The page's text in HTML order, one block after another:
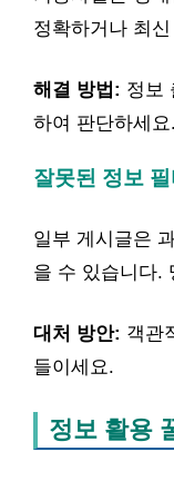
정확하거나 최
해결 방법: 정보
하여 판단하세요.
잘못된 정보 필
일부 게시글은
을 수 있습니다.
대처 방안: 객관
들이세요.
정보 활용